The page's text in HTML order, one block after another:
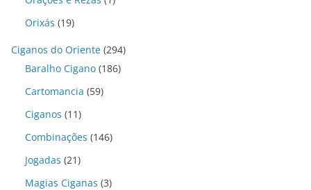
Orixás (19)
Ciganos do Oriente (294)
Baralho Cigano (186)
Cartomancia (59)
Ciganos (11)
Combinações (146)
Jogadas (21)
Magias Ciganas (3)